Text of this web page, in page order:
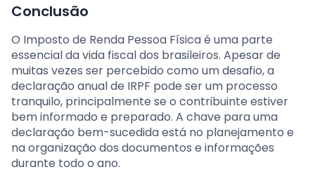
Conclusão
O Imposto de Renda Pessoa Física é uma parte
essencial da vida fiscal dos brasileiros. Apesar de
muitas vezes ser percebido como um desafio, a
declaração anual de IRPF pode ser um processo
tranquilo, principalmente se o contribuinte estiver
bem informado e preparado. A chave para uma
declaração bem-sucedida está no planejamento e
na organização dos documentos e informações
durante todo o ano.